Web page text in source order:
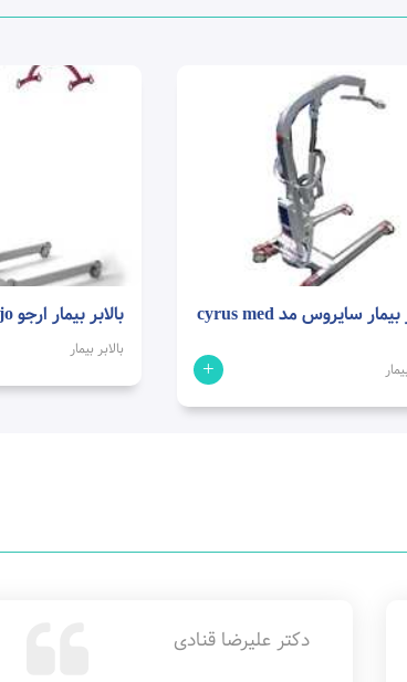
بالابر بیمار سایروس مد cyrus med
+
بالابر بیمار ارجو arjo
بالابر بیمار
دکتر سید مهدی طباطبایی